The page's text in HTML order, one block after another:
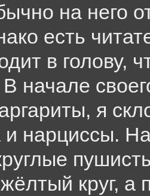
на него
есть
в голову,
начале
я
нарциссы.
круг, а